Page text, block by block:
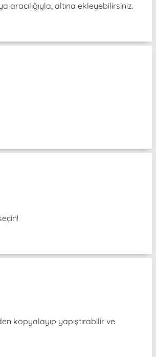
altına ekleyebilirsiniz.
kopyalayıp yapıştırabilir ve